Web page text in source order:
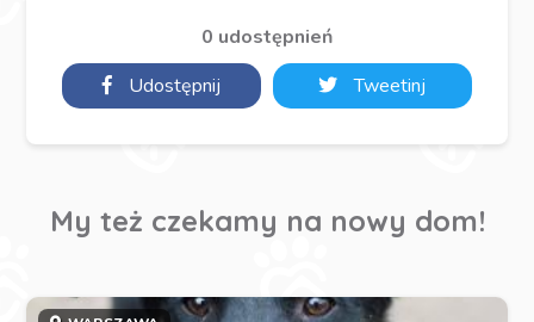
0 udostępnień
Udostępnij
Tweetinj
My też czekamy na nowy dom!